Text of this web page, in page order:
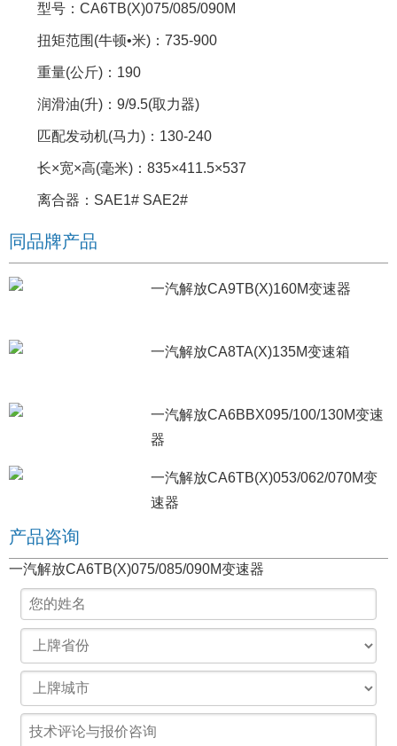
型号：CA6TB(X)075/085/090M
扭矩范围(牛顿•米)：735-900
重量(公斤)：190
润滑油(升)：9/9.5(取力器)
匹配发动机(马力)：130-240
长×宽×高(毫米)：835×411.5×537
离合器：SAE1# SAE2#
同品牌产品
一汽解放CA9TB(X)160M变速器
一汽解放CA8TA(X)135M变速箱
一汽解放CA6BBX095/100/130M变速
器
一汽解放CA6TB(X)053/062/070M变
速器
产品咨询
一汽解放CA6TB(X)075/085/090M变速器